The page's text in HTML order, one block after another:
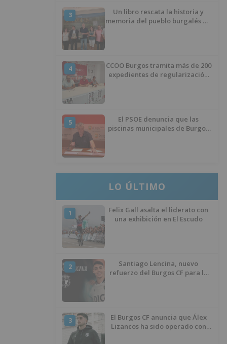
3
Un libro rescata la historia y
memoria del pueblo burgalés de
4
CCOO Burgos tramita más de 200
expedientes de regularización
5
El PSOE denuncia que las
piscinas municipales de Burgos
LO ÚLTIMO
1
Felix Gall asalta el liderato con
una exhibición en El Escudo
2
Santiago Lencina, nuevo
refuerzo del Burgos CF para la
3
El Burgos CF anuncia que Álex
Lizancos ha sido operado con